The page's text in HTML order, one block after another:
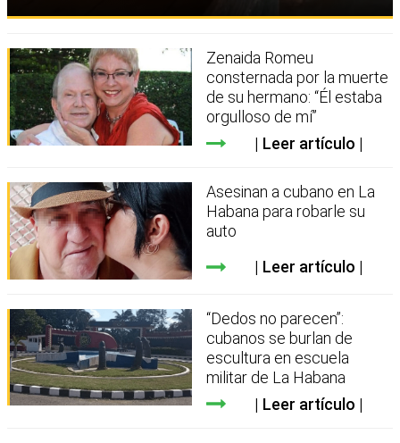
Zenaida Romeu
consternada por la muerte
de su hermano: “Él estaba
orgulloso de mí”
Leer artículo
Asesinan a cubano en La
Habana para robarle su
auto
Leer artículo
“Dedos no parecen”:
cubanos se burlan de
escultura en escuela
militar de La Habana
Leer artículo